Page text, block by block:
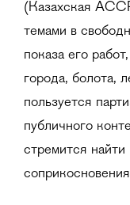
(Казахская
темами в
показа его
города, болота,
пользуется
публичного
стремится